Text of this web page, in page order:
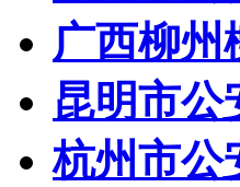
广西柳州
昆明市公
杭州市公